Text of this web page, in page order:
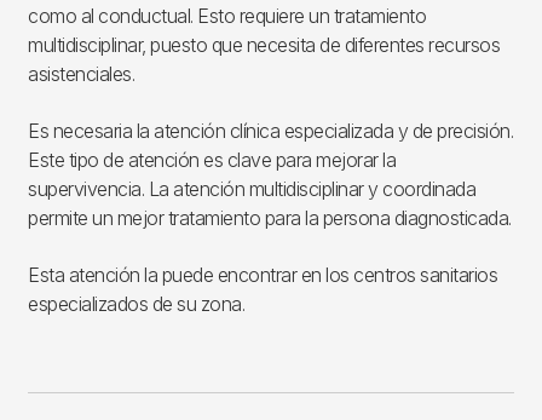
como al conductual. Esto requiere un tratamiento
multidisciplinar, puesto que necesita de diferentes recursos
asistenciales.
Es necesaria la atención clínica especializada y de precisión.
Este tipo de atención es clave para mejorar la
supervivencia. La atención multidisciplinar y coordinada
permite un mejor tratamiento para la persona diagnosticada.
Esta atención la puede encontrar en los centros sanitarios
especializados de su zona.